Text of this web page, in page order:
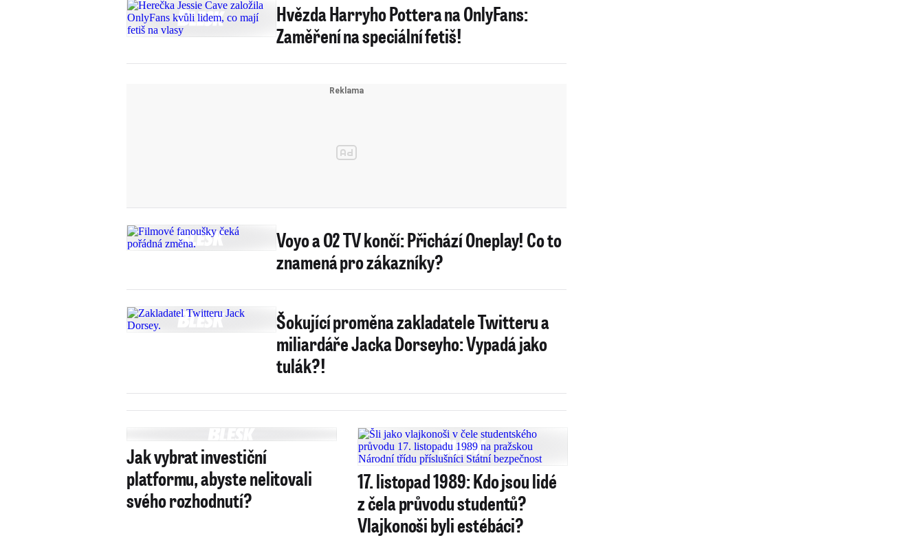
Hvězda Harryho Pottera na OnlyFans:
Zaměření na speciální fetiš!
Voyo a O2 TV končí: Přichází Oneplay! Co to
znamená pro zákazníky?
Šokující proměna zakladatele Twitteru a
miliardáře Jacka Dorseyho: Vypadá jako
tulák?!
Jak vybrat investiční
platformu, abyste nelitovali
svého rozhodnutí?
17. listopad 1989: Kdo jsou lidé
z čela průvodu studentů?
Vlajkonoši byli estébáci?